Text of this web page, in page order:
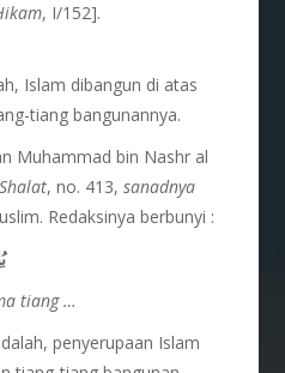
, I/152].
Islam dibangun di atas
tiang bangunannya.
Muhammad bin Nashr al
, no. 413,sanadnya
Redaksinya berbunyi :
tiang …
penyerupaan Islam